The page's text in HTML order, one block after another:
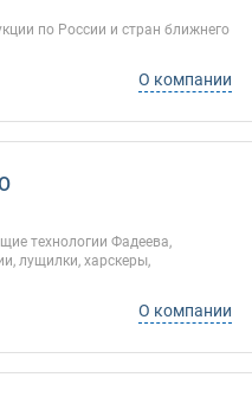
по России и стран ближнего
О компании
технологии Фадеева,
лущилки, харскеры,
О компании